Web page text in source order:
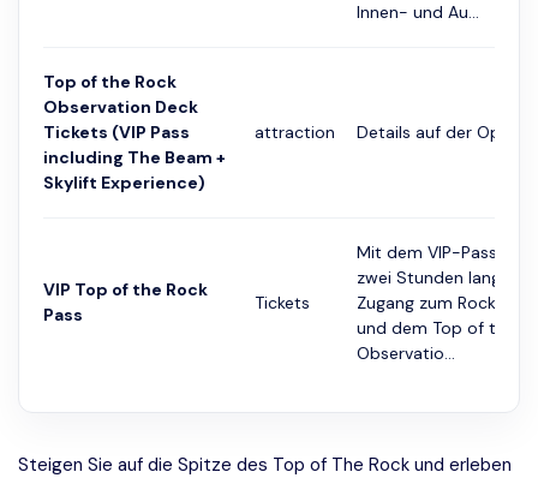
Innen- und Au...
Top of the Rock
Observation Deck
Tickets (VIP Pass
including The Beam +
Skylift Experience)
attraction Details auf der
VIP Top of the Rock
Pass
Tickets
Mit dem VIP-Pass
zwei Stunden lang
Zugang zum
und dem Top of the
Observatio...
Steigen Sie auf die Spitze des Top of The Rock und erleben